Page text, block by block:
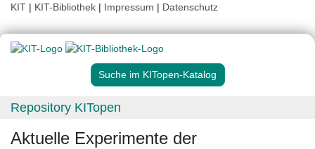
KIT | KIT-Bibliothek | Impressum | Datenschutz
Suche im KITopen-Katalog
Repository KITopen
Aktuelle Experimente der